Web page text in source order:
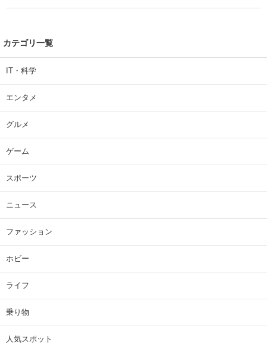
カテゴリ一覧
IT・科学
エンタメ
グルメ
ゲーム
スポーツ
ニュース
ファッション
ホビー
ライフ
乗り物
人気スポット